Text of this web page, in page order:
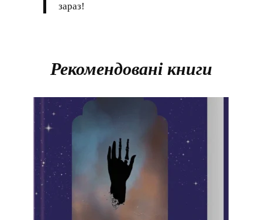
зараз!
Рекомендовані книги